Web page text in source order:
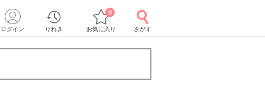
ログイン りれき お気に入り
0
さがす